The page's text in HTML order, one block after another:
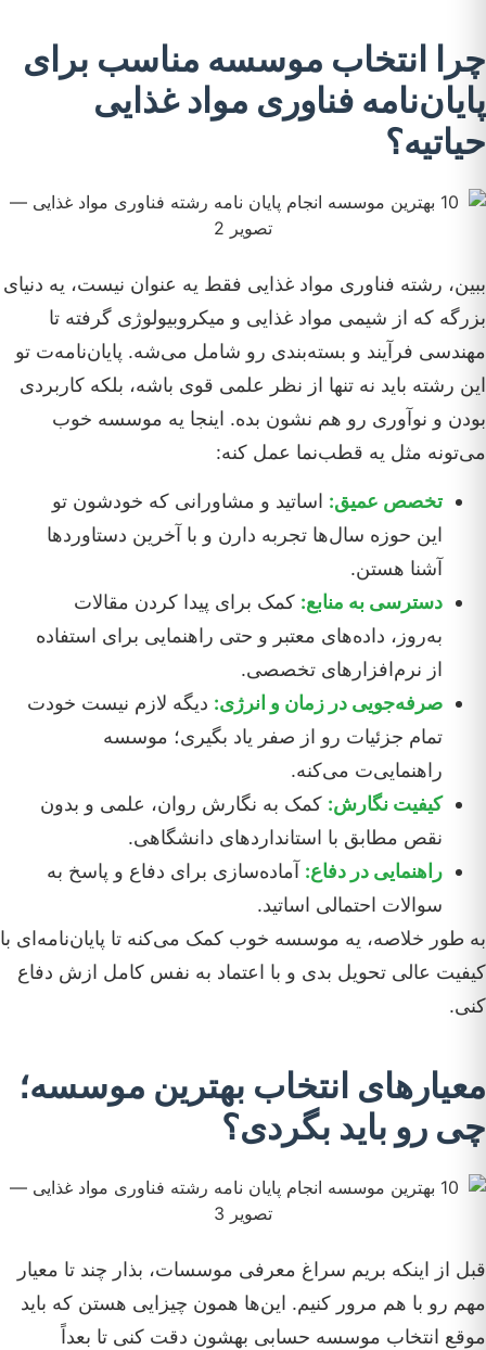
چرا انتخاب موسسه مناسب برای
پایان‌نامه فناوری مواد غذایی
حیاتیه؟
ببین، رشته فناوری مواد غذایی فقط یه عنوان نیست، یه دنیای
بزرگه که از شیمی مواد غذایی و میکروبیولوژی گرفته تا
مهندسی فرآیند و بسته‌بندی رو شامل می‌شه. پایان‌نامه‌ت تو
این رشته باید نه تنها از نظر علمی قوی باشه، بلکه کاربردی
بودن و نوآوری رو هم نشون بده. اینجا یه موسسه خوب
می‌تونه مثل یه قطب‌نما عمل کنه:
تخصص عمیق: اساتید و مشاورانی که خودشون تو
این حوزه سال‌ها تجربه دارن و با آخرین دستاوردها
آشنا هستن.
دسترسی به منابع: کمک برای پیدا کردن مقالات
به‌روز، داده‌های معتبر و حتی راهنمایی برای استفاده
از نرم‌افزارهای تخصصی.
صرفه‌جویی در زمان و انرژی: دیگه لازم نیست خودت
تمام جزئیات رو از صفر یاد بگیری؛ موسسه
راهنمایی‌ت می‌کنه.
کیفیت نگارش: کمک به نگارش روان، علمی و بدون
نقص مطابق با استانداردهای دانشگاهی.
راهنمایی در دفاع: آماده‌سازی برای دفاع و پاسخ به
سوالات احتمالی اساتید.
به طور خلاصه، یه موسسه خوب کمک می‌کنه تا پایان‌نامه‌ای با
کیفیت عالی تحویل بدی و با اعتماد به نفس کامل ازش دفاع
کنی.
معیارهای انتخاب بهترین موسسه؛
چی رو باید بگردی؟
قبل از اینکه بریم سراغ معرفی موسسات، بذار چند تا معیار
مهم رو با هم مرور کنیم. این‌ها همون چیزایی هستن که باید
موقع انتخاب موسسه حسابی بهشون دقت کنی تا بعداً